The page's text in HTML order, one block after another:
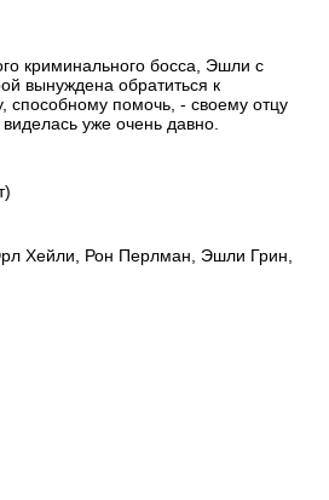
криминального босса, Эшли с
вынуждена обратиться к
способному помочь, - своему отцу
уже очень давно.
Хейли, Рон Перлман, Эшли Грин,